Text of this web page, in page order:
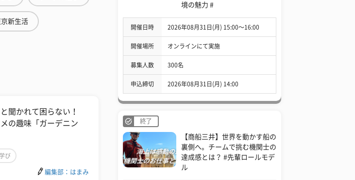
新生活
聞かれて困らない！
の趣味「ガーデニン
び
編集部：はまみ
境の魅力 #
開催日時 2026年08月31日(月) 15:00〜16:00
開催場所 オンラインにて実施
募集人数 300名
申込締切 2026年08月31日(月) 14:00
終了
【商船三井】世界を動かす船の
裏側へ。チームで挑む機関士の
達成感とは？ #先輩ロールモデ
ル